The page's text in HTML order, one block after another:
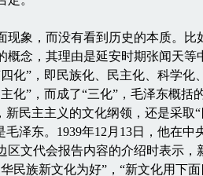
象，而没有看到历史的本质。比
概念，其理由是延安时期张闻天等
化”，即民族化、民主化、科学化
化”，而成了“三化”，毛泽东概括
新民主主义的文化纲领，还是采取
毛泽东。1939年12月13日，他在中
区文代会报告内容的介绍时表示，
民族新文化为好”，“新文化用下